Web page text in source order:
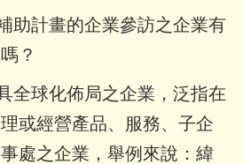
助計畫的企業參訪之企業有
？
全球化佈局之企業，泛指在
或經營產品、服務、子企
處之企業，舉例來說：緯